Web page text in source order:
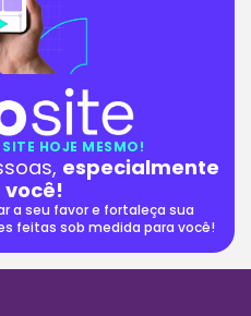
HOJE MESMO!
especialmente
a seu favor e fortaleça sua
feitas sob medida para você!